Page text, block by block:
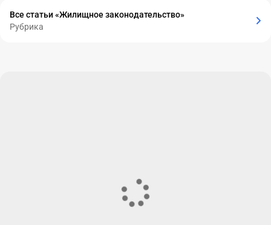
Все статьи «Жилищное законодательство»
Рубрика